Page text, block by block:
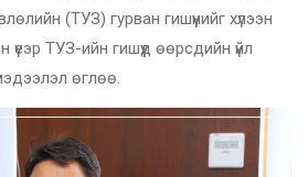
(ТУЗ) гурван гишүүнийг хүлээн
ТУЗ-ийн гишүүд өөрсдийн үйл
өглөө.